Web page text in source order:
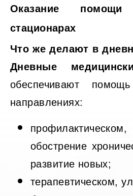
Оказание
стационарах
Что же делают в
Дневные
обеспечивают
направлениях:
обострение
развитие новых;
терапевтическом,